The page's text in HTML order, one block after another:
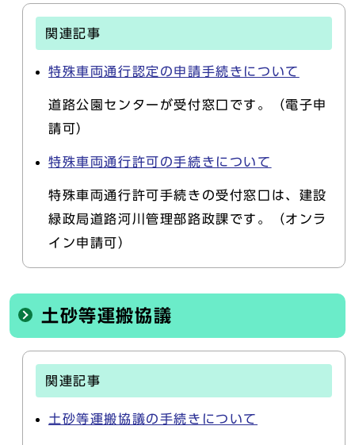
関連記事
特殊車両通行認定の申請手続きについて
道路公園センターが受付窓口です。（電子申
請可）
特殊車両通行許可の手続きについて
特殊車両通行許可手続きの受付窓口は、建設
緑政局道路河川管理部路政課です。（オンラ
イン申請可）
土砂等運搬協議
関連記事
土砂等運搬協議の手続きについて